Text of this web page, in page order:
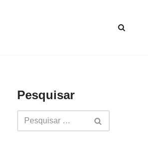
Pesquisar